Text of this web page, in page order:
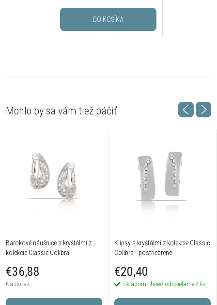
DO KOŠÍKA
Barokové náušnice s kryštálmi z
kolekcie Classic Colibra -
€36,88
Na dotaz
Klipsy s kryštálmi z kolekcie Classic
Colibra - postriebrené
€20,40
Skladom - hneď odosielame 4 ks